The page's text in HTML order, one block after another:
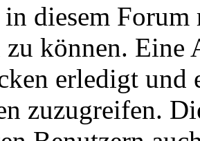
diesem
zu können.
erledigt und
zuzugreifen.